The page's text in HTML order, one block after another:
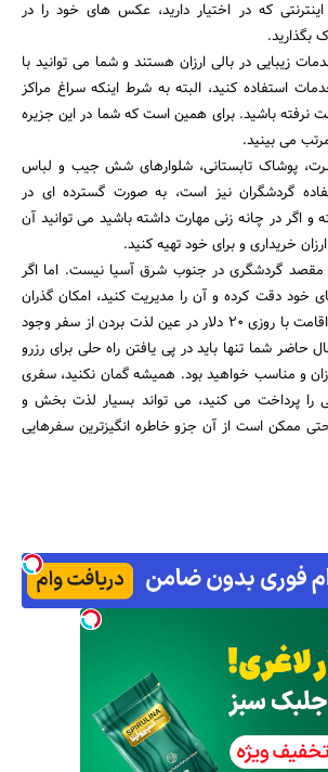
که در اختیار دارید، عکس های خود را در
بگذارید.
زیبایی در بالی ارزان هستند و شما می توانید با
این خدمات استفاده کنید، البته به شرط اینکه سراغ مراکز
نرفته باشید. برای همین است که شما در این جزیره
می بینید.
پوشاک تابستانی، شلوارهای شش جیب و لباس
گردشگران نیز است، به صورت گسترده ای در
و اگر در چانه زنی مهارت داشته باشید می توانید آن
خریداری و برای خود تهیه کنید.
مقصد گردشگری در جنوب شرق آسیا نیست. اما اگر
خود دقت کرده و آن را مدیریت کنید، امکان گذران
زندگی و گشت و گذار و اقامت با روزی ۲۰ دلار در عین لذت بردن از سفر وجود
حاضر شما تنها باید در پی یافتن راه حلی برای رزرو
و مناسب خواهید بود. همیشه گمان نکنید، سفری
را پرداخت می کنید، می تواند بسیار لذت بخش و
ممکن است از آن جزو خاطره انگیزترین سفرهایی